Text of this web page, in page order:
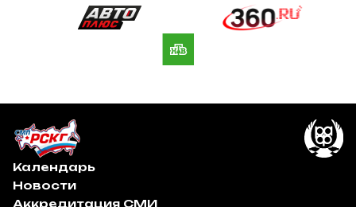
Календарь
Новости
Аккредитация СМИ